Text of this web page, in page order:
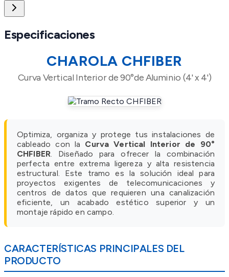
Especificaciones
CHAROLA CHFIBER
Curva Vertical Interior de 90°de Aluminio (4' x 4')
Optimiza, organiza y protege tus instalaciones de
cableado con la Curva Vertical Interior de 90°
CHFIBER. Diseñado para ofrecer la combinación
perfecta entre extrema ligereza y alta resistencia
estructural. Este tramo es la solución ideal para
proyectos exigentes de telecomunicaciones y
centros de datos que requieren una canalización
eficiente, un acabado estético superior y un
montaje rápido en campo.
CARACTERÍSTICAS PRINCIPALES DEL
PRODUCTO